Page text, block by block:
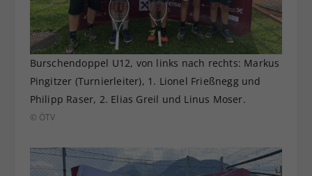
Burschendoppel U12, von links nach rechts: Markus
Pingitzer (Turnierleiter), 1. Lionel Frießnegg und
Philipp Raser, 2. Elias Greil und Linus Moser.
© ÖTV